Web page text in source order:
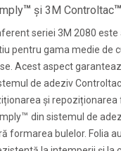
™ și 3M Controltac™
seriei 3M 2080
pentru gama medie de
Acest aspect
de adeziv Controltac
și repoziționarea
™ din sistemul de
formarea bulelor. Folia